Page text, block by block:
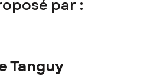
votre projet de
ce bien est exposé sont
par :
Tanguy